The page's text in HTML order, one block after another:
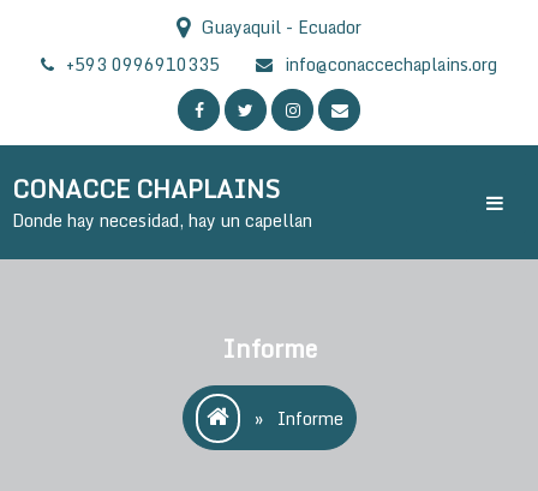
content
Guayaquil - Ecuador
+593 0996910335
info@conaccechaplains.org
CONACCE CHAPLAINS
Donde hay necesidad, hay un capellan
Informe
» Informe